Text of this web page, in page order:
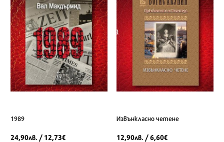
1989
24,90лв. / 12,73€
Извънкласно четене
12,90лв. / 6,60€